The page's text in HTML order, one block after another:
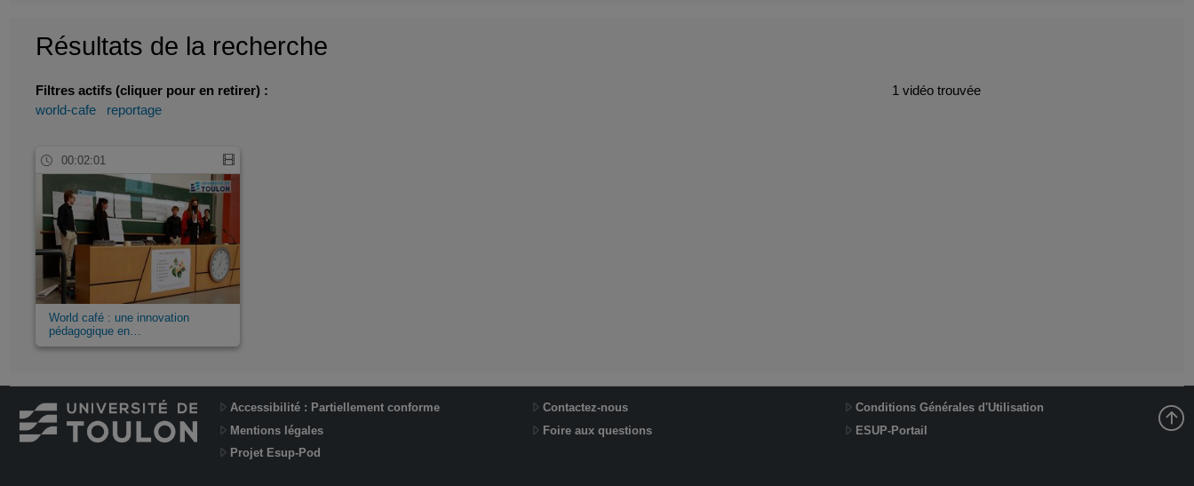
Résultats de la recherche
Filtres actifs (cliquer pour en retirer) :
world-cafe
reportage
1 vidéo trouvée
00:02:01
World café : une innovation
pédagogique en…
Accessibilité : Partiellement conforme Contactez-nous
Conditions Générales d'Utilisation
Mentions légales
Foire aux questions
ESUP-Portail
Projet Esup-Pod